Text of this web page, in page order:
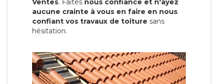
aucune crainte à vous en faire en nous
confiant vos travaux de toiture sans
hésitation.